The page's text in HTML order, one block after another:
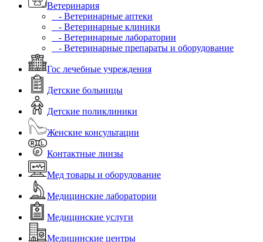
Ветеринария
- Ветеринарные аптеки
- Ветеринарные клиники
- Ветеринарные лаборатории
- Ветеринарные препараты и оборудование
Гос лечебные учреждения
Детские больницы
Детские поликлиники
Женские консультации
Контактные линзы
Мед товары и оборудование
Медицинские лаборатории
Медицинские услуги
Медицинские центры